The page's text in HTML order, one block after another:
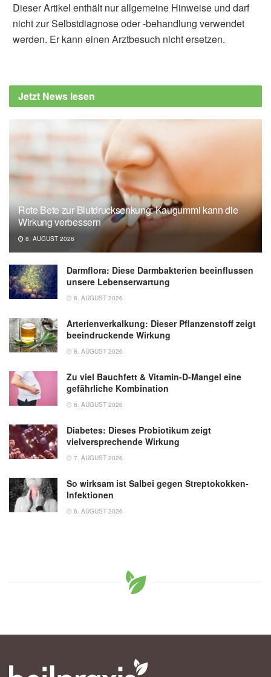
Embry, Kayce M. Hopper: A Preliminary
Examination of the Associations Between
Symptoms Among Two Separate Samples of
Adolescents; in: Child Psychiatry and Human
Development (veröffentlicht 11.02.2025),
Child Psychiatry and Human Development
University of Mississippi: Lack of sleep linked
to negative body image in teens
(veröffentlicht 21.05.2025),University of
Mississippi
Dieser Artikel enthält nur allgemeine Hinweise und darf
nicht zur Selbstdiagnose oder -behandlung verwendet
werden. Er kann einen Arztbesuch nicht ersetzen.
Jetzt News lesen
Rote Bete zur Blutdrucksenkung: Kaugummi kann die
Wirkung verbessern
8. AUGUST 2026
Darmflora: Diese Darmbakterien beeinflussen
unsere Lebenserwartung
8. AUGUST 2026
Arterienverkalkung: Dieser Pflanzenstoff zeigt
beeindruckende Wirkung
8. AUGUST 2026
Zu viel Bauchfett & Vitamin-D-Mangel eine
gefährliche Kombination
8. AUGUST 2026
Diabetes: Dieses Probiotikum zeigt
vielversprechende Wirkung
7. AUGUST 2026
So wirksam ist Salbei gegen Streptokokken-
Infektionen
6. AUGUST 2026